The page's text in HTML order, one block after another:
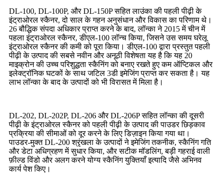
DL-100, DL-100P, और DL-150P सहित लाउंका की पहली पीढ़ी के
इंट्राओरल स्कैनर, दो साल के गहन अनुसंधान और विकास का परिणाम थे।
26 बौद्धिक संपदा अधिकार प्राप्त करने के बाद, लॉन्का ने 2015 में चीन में
पहला इंट्राओरल स्कैनर, डीएल-100 लॉन्च किया, जिसने उस समय घरेलू
इंट्राओरल स्कैनर की कमी को पूरा किया। डीएल-100 द्वारा प्रस्तुत पहली
पीढ़ी के उत्पाद की सबसे नवीन और अनूठी विशेषता यह है कि यह 20
माइक्रोन की उच्च परिशुद्धता स्कैनिंग को बनाए रखते हुए कम ऑप्टिकल और
इलेक्ट्रॉनिक घटकों के साथ जटिल 3डी इमेजिंग प्राप्त कर सकता है। यह
लाभ लॉन्का के बाद के उत्पादों को भी विरासत में मिला है।
DL-202, DL-202P, DL-206 और DL-206P सहित लॉन्का की दूसरी
पीढ़ी के इंट्राओरल स्कैनर को पहली पीढ़ी के उत्पाद की पाउडर छिड़काव
प्रक्रिया की सीमाओं को दूर करने के लिए डिज़ाइन किया गया था।
पाउडर-मुक्त DL-200 श्रृंखला के उत्पादों ने इमेजिंग तकनीक, स्कैनिंग गति
और डेटा अधिग्रहण में सुधार किया, और सटीक मॉडलिंग, बड़ी गहराई वाली
फ़ील्ड विंडो और अलग करने योग्य स्कैनिंग युक्तियाँ इत्यादि जैसे अभिनव
कार्य पेश किए।